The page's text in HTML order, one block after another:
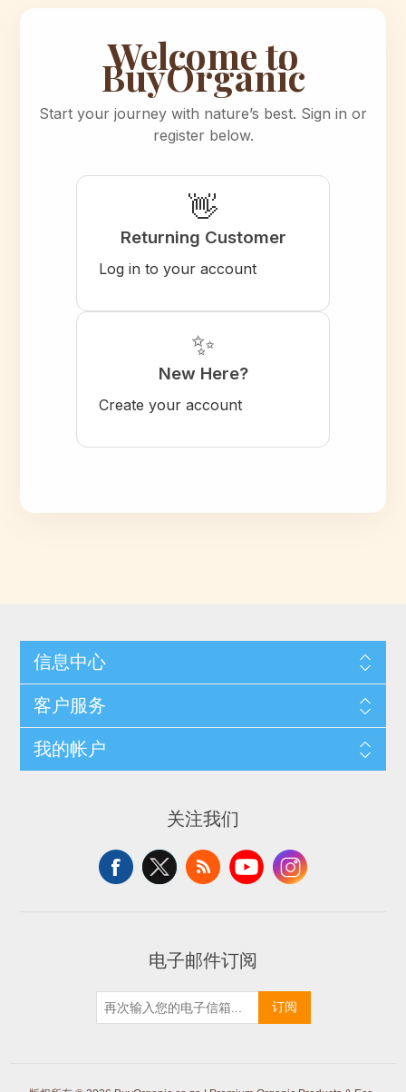
Welcome to
BuyOrganic
Start your journey with nature’s best. Sign in or
register below.
👋
Returning Customer
Log in to your account
✨
New Here?
Create your account
信息中心
客户服务
我的帐户
关注我们
电子邮件订阅
订阅